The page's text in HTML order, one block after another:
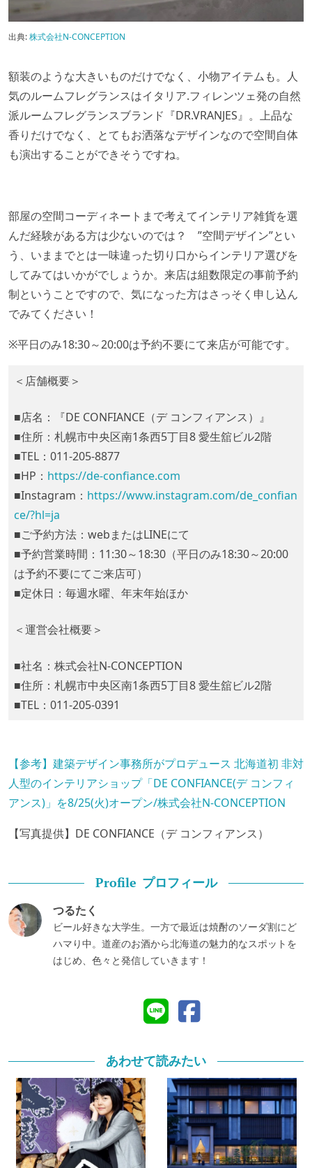
出典:株式会社N-CONCEPTION
額装のような大きいものだけでなく、小物アイテムも。人
気のルームフレグランスはイタリア.フィレンツェ発の自然
派ルームフレグランスブランド『DR.VRANJES』。上品な
香りだけでなく、とてもお洒落なデザインなので空間自体
も演出することができそうですね。
部屋の空間コーディネートまで考えてインテリア雑貨を選
んだ経験がある方は少ないのでは？ ”空間デザイン”とい
う、いままでとは一味違った切り口からインテリア選びを
してみてはいかがでしょうか。来店は組数限定の事前予約
制ということですので、気になった方はさっそく申し込ん
でみてください！
※平日のみ18:30～20:00は予約不要にて来店が可能です。
＜店舗概要＞
■店名：『DE CONFIANCE（デ コンフィアンス）』
■住所：札幌市中央区南1条西5丁目8 愛生舘ビル2階
■TEL：011-205-8877
■HP： https://de-confiance.com
■Instagram： https://www.instagram.com/de_confian
ce/?hl=ja
■ご予約方法：webまたはLINEにて
■予約営業時間：11:30～18:30（平日のみ18:30～20:00
は予約不要にてご来店可）
■定休日：毎週水曜、年末年始ほか
＜運営会社概要＞
■社名：株式会社N-CONCEPTION
■住所：札幌市中央区南1条西5丁目8 愛生舘ビル2階
■TEL：011-205-0391
【参考】建築デザイン事務所がプロデュース 北海道初 非対
人型のインテリアショップ「DE CONFIANCE(デ コンフィ
アンス)」を8/25(火)オープン/株式会社N-CONCEPTION
【写真提供】DE CONFIANCE（デ コンフィアンス）
Profile プロフィール
つるたく
ビール好きな大学生。一方で最近は焼酎のソーダ割にど
ハマり中。道産のお酒から北海道の魅力的なスポットを
はじめ、色々と発信していきます！
あわせて読みたい